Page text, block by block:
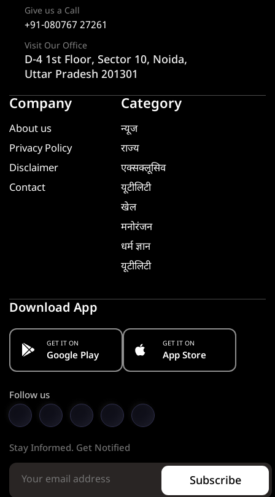
Give us a Call
+91-080767 27261
Visit Our Office
D-4 1st Floor, Sector 10, Noida,
Uttar Pradesh 201301
Company
About us
Privacy Policy
Disclaimer
Contact
Category
न्यूज
राज्य
एक्सक्लूसिव
यूटीलिटी
खेल
मनोरंजन
धर्म ज्ञान
यूटीलिटी
Download App
GET IT ON
Google Play
GET IT ON
App Store
Follow us
Stay Informed. Get Notified
Subscribe